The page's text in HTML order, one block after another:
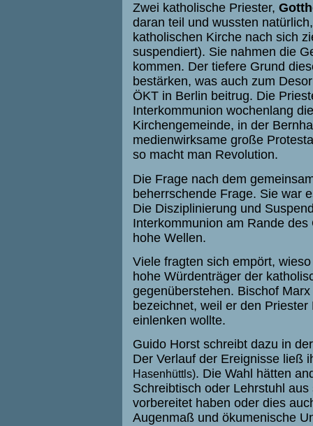
Zwei katholische Priester,
daran teil und wussten
katholischen Kirche nach sich
suspendiert). Sie nahmen die
kommen. Der tiefere Grund
bestärken, was auch zum
ÖKT in Berlin beitrug. Die
Interkommunion wochenlang
Kirchengemeinde, in der
medienwirksame große
so macht man Revolution.
Die Frage nach dem
beherrschende Frage. Sie war
Die Disziplinierung und
Interkommunion am Rande
hohe Wellen.
Viele fragten sich empört,
hohe Würdenträger der
gegenüberstehen. Bischof
bezeichnet, weil er den
einlenken wollte.
Guido Horst schreibt dazu in
Der Verlauf der Ereignisse ließ
Hasenhüttls). Die Wahl hätten
Schreibtisch oder Lehrstuhl
vorbereitet haben oder dies
Augenmaß und ökumenische